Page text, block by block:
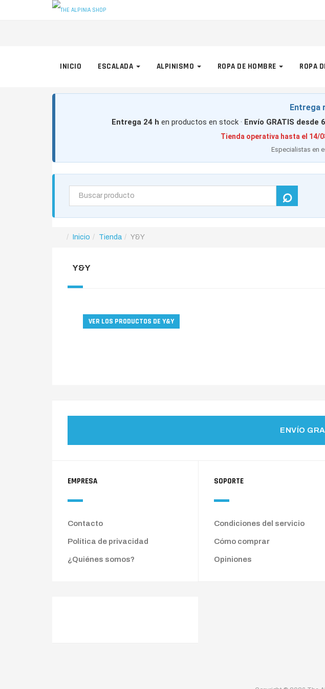
INICIO ESCALADA ALPINISMO ROPA DE HOMBRE ROPA
Entrega
Entrega 24 h en productos en stock · Envío GRATIS desde
Tienda operativa hasta el 14/
Especialistas en
Inicio Tienda Y&Y
Y&Y
VER LOS PRODUCTOS DE Y&Y
ENVÍO
EMPRESA
Contacto
Política de privacidad
¿Quiénes somos?
SOPORTE
Condiciones del servicio
Cómo comprar
Opiniones